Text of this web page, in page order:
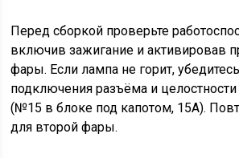
Перед сборкой проверьте
включив зажигание и активировав
фары. Если лампа не горит,
подключения разъёма и
(№15 в блоке под капотом, 15А).
для второй фары.